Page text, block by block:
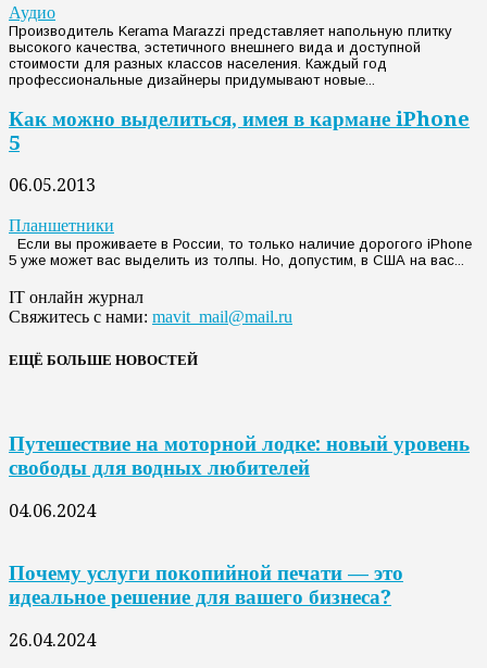
Аудио
Производитель Kerama Marazzi представляет напольную плитку
высокого качества, эстетичного внешнего вида и доступной
стоимости для разных классов населения. Каждый год
профессиональные дизайнеры придумывают новые...
Как можно выделиться, имея в кармане iPhone
5
06.05.2013
Планшетники
Если вы проживаете в России, то только наличие дорогого iPhone
5 уже может вас выделить из толпы. Но, допустим, в США на вас...
IT онлайн журнал
Свяжитесь с нами: mavit_mail@mail.ru
ЕЩЁ БОЛЬШЕ НОВОСТЕЙ
Путешествие на моторной лодке: новый уровень
свободы для водных любителей
04.06.2024
Почему услуги покопийной печати — это
идеальное решение для вашего бизнеса?
26.04.2024